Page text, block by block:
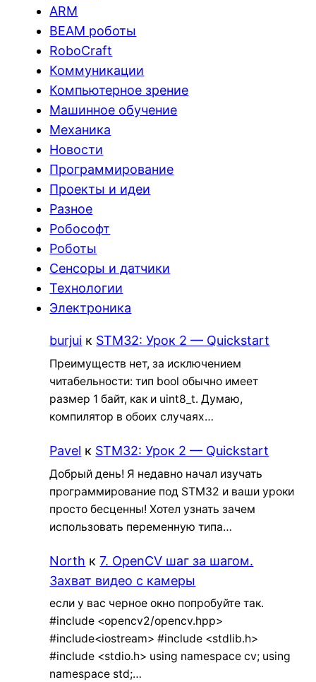
ARM
BEAM роботы
RoboCraft
Коммуникации
Компьютерное зрение
Машинное обучение
Механика
Новости
Программирование
Проекты и идеи
Разное
Робософт
Роботы
Сенсоры и датчики
Технологии
Электроника
burjui к STM32: Урок 2 — Quickstart
Преимуществ нет, за исключением
читабельности: тип bool обычно имеет
размер 1 байт, как и uint8_t. Думаю,
компилятор в обоих случаях…
Pavel к STM32: Урок 2 — Quickstart
Добрый день! Я недавно начал изучать
программирование под STM32 и ваши уроки
просто бесценны! Хотел узнать зачем
использовать переменную типа…
North к7. OpenCV шаг за шагом.
Захват видео с камеры
если у вас черное окно попробуйте так.
#include <opencv2/opencv.hpp>
#include<iostream> #include <stdlib.h>
#include <stdio.h> using namespace cv; using
namespace std;…